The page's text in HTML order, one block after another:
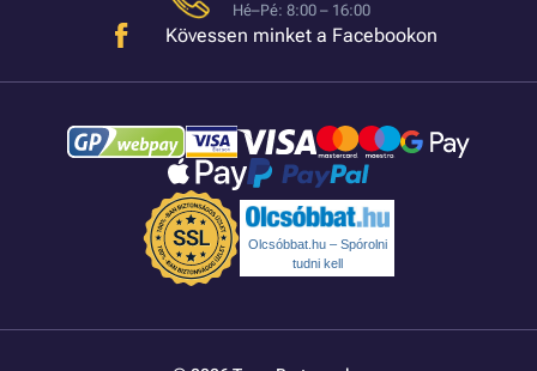
Hé–Pé: 8:00 – 16:00
Kövessen minket a Facebookon
Olcsóbbat.hu – Spórolni
tudni kell